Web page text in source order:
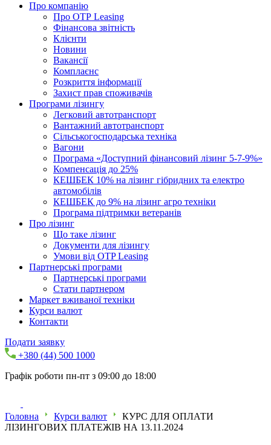
Про компанію
Про ОТР Leasing
Фінансова звітність
Клієнти
Новини
Вакансії
Комплаєнс
Розкриття інформації
Захист прав споживачів
Програми лізингу
Легковий автотранспорт
Вантажний автотранспорт
Cільськогосподарська техніка
Вагони
Програма «Доступний фінансовий лізинг 5-7-9%»
Компенсація до 25%
КЕШБЕК 10% на лізинг гібридних та електро
автомобілів
КЕШБЕК до 9% на лізинг агро техніки
Програма підтримки ветеранів
Про лізинг
Що таке лізинг
Документи для лізингу
Умови від OTP Leasing
Партнерські програми
Партнерські програми
Стати партнером
Маркет вживаної техніки
Курси валют
Контакти
Подати заявку
+380 (44) 500 1000
Графік роботи пн-пт з 09:00 до 18:00
Головна Курси валют
КУРС ДЛЯ ОПЛАТИ
ЛІЗИНГОВИХ ПЛАТЕЖІВ НА 13.11.2024